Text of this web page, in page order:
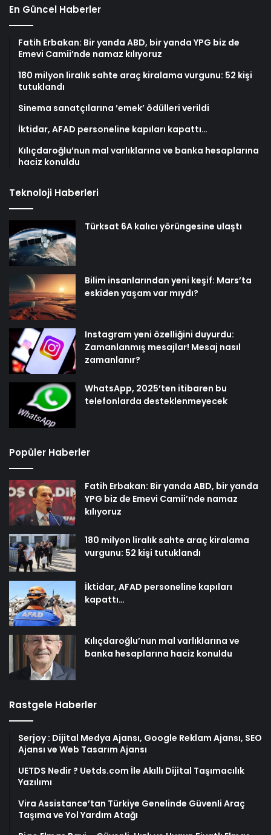
En Güncel Haberler
Fatih Erbakan: Bir yanda ABD, bir yanda YPG biz de
Emevi Camii’nde namaz kılıyoruz
180 milyon liralık sahte araç kiralama vurgunu: 52 kişi
tutuklandı
Sinema sanatçılarına ’emek’ ödülleri verildi
İktidar, AFAD personeline kapıları kapattı…
Kılıçdaroğlu’nun mal varlıklarına ve banka hesaplarına
haciz konuldu
Teknoloji Haberleri
Türksat 6A kalıcı yörüngesine ulaştı
Bilim insanlarından yeni keşif: Mars’ta
eskiden yaşam var mıydı?
Instagram yeni özelliğini duyurdu:
Zamanlanmış mesajlar! Mesaj nasıl
zamanlanır?
WhatsApp, 2025’ten itibaren bu
telefonlarda desteklenmeyecek
Popüler Haberler
Fatih Erbakan: Bir yanda ABD, bir yanda
YPG biz de Emevi Camii’nde namaz
kılıyoruz
180 milyon liralık sahte araç kiralama
vurgunu: 52 kişi tutuklandı
İktidar, AFAD personeline kapıları
kapattı…
Kılıçdaroğlu’nun mal varlıklarına ve
banka hesaplarına haciz konuldu
Rastgele Haberler
Serjoy : Dijital Medya Ajansı, Google Reklam Ajansı, SEO
Ajansı ve Web Tasarım Ajansı
UETDS Nedir ? Uetds.com İle Akıllı Dijital Taşımacılık
Yazılımı
Vira Assistance’tan Türkiye Genelinde Güvenli Araç
Taşıma ve Yol Yardım Atağı